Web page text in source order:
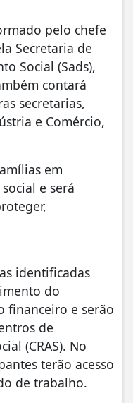
pelo chefe
Secretaria de
Social (Sads),
contará
secretarias,
e Comércio,
em
e será
identificadas
do
financeiro e serão
de
(CRAS). No
terão acesso
de trabalho.